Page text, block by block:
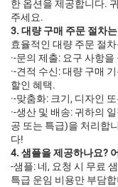
한 옵션을 제공합니다.
주세요.
3. 대량 구매 주문 절차
효율적인 대량 주문 절
·-문의 제출: 요구 사항
·-견적 수신: 대량 구매
할인 혜택.
·-맞춤화: 크기, 디자인
·-생산 및 배송: 귀하의
공 또는 특급)을 처리합
다!
4. 샘플을 제공하나요?
-샘플: 네, 요청 시 무료
특급 운임 비용만 부담